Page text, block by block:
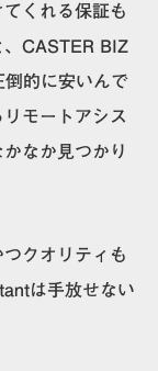
くれる保証も
、CASTER BIZ
的に安いんで
モートアシス
なか見つかり
クオリティも
は手放せない